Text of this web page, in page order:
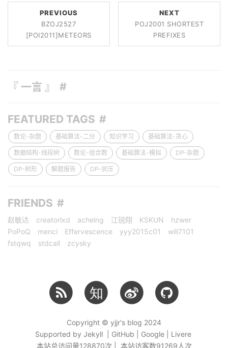
PREVIOUS
BZOJ2527
[POI2011]METEORS
NEXT
POJ2001 SHORTEST
PREFIXES
『 一言 』
FEATURED TAGS
数论-杂题 基础算法-二分 知识学习 基础算法-贪心
数据结构-线段树 数论-组合数 基础算法-模拟 DP-杂题
DP-树形 解题报告 DP-状压
FRIENDS
赵敏达 creatorlxd acheing 江锐翔 KSKUN
hzwer
PoPoQ
menci Effervescence yyy2015c01
will7101
fstqwq
stdcall zcysky
知
Copyright © yjjr's blog 2024
Supported by Jekyll | GitHub | Google | Livere
本站总访问量128870次 | 本站访客数91269人次